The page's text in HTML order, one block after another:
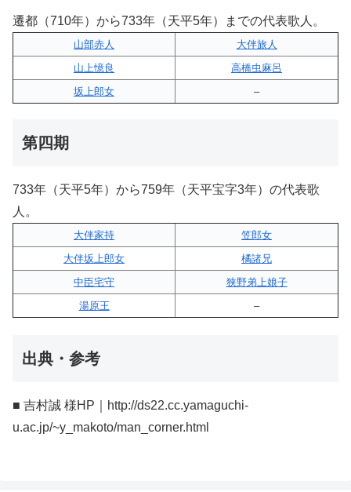
遷都（710年）から733年（天平5年）までの代表歌人。
山部赤人
大伴旅人
山上憶良
高橋虫麻呂
坂上郎女
–
第四期
733年（天平5年）から759年（天平宝字3年）の代表歌
人。
大伴家持
笠郎女
大伴坂上郎女
橘諸兄
中臣宅守
狭野弟上娘子
湯原王
–
出典・参考
■ 吉村誠 様HP｜http://ds22.cc.yamaguchi-
u.ac.jp/~y_makoto/man_corner.html